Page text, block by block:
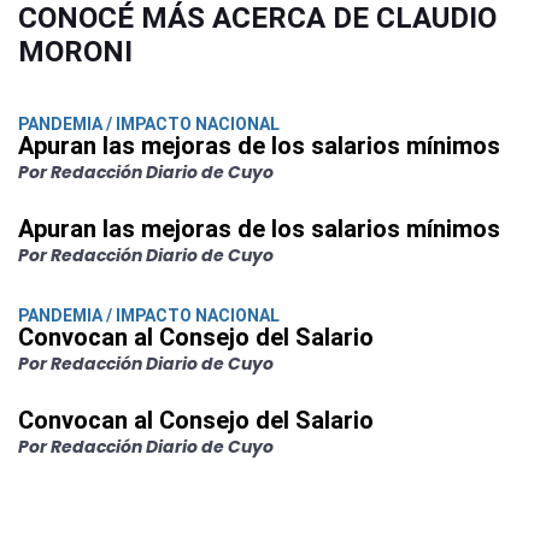
CONOCÉ MÁS ACERCA DE CLAUDIO
MORONI
PANDEMIA / IMPACTO NACIONAL
Apuran las mejoras de los salarios mínimos
Por Redacción Diario de Cuyo
Apuran las mejoras de los salarios mínimos
Por Redacción Diario de Cuyo
PANDEMIA / IMPACTO NACIONAL
Convocan al Consejo del Salario
Por Redacción Diario de Cuyo
Convocan al Consejo del Salario
Por Redacción Diario de Cuyo